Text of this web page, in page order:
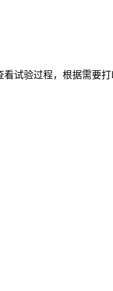
试验过程，根据需要打